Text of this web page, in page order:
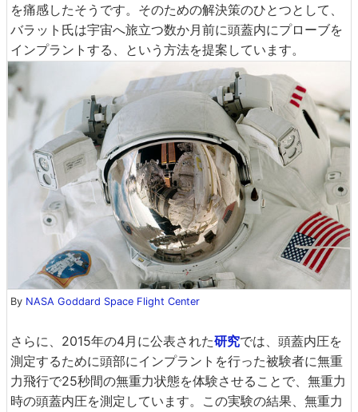
を痛感したそうです。そのための解決策のひとつとして、
バラット氏は宇宙へ旅立つ数か月前に頭蓋内にプローブを
インプラントする、という方法を提案しています。
By NASA Goddard Space Flight Center
さらに、2015年の4月に公表された研究では、頭蓋内圧を
測定するために頭部にインプラントを行った被験者に無重
力飛行で25秒間の無重力状態を体験させることで、無重力
時の頭蓋内圧を測定しています。この実験の結果、無重力